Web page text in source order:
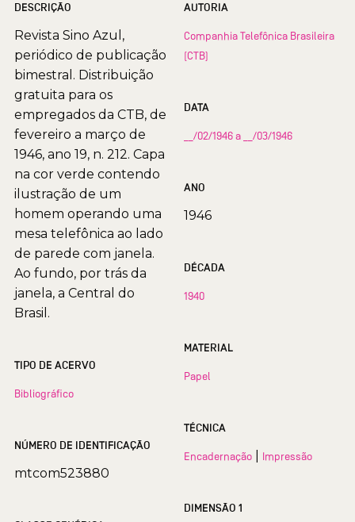
DESCRIÇÃO
Revista Sino Azul,
periódico de publicação
bimestral. Distribuição
gratuita para os
empregados da CTB, de
fevereiro a março de
1946, ano 19, n. 212. Capa
na cor verde contendo
ilustração de um
homem operando uma
mesa telefônica ao lado
de parede com janela.
Ao fundo, por trás da
janela, a Central do
Brasil.
TIPO DE ACERVO
Bibliográfico
NÚMERO DE IDENTIFICAÇÃO
mtcom523880
AUTORIA
Companhia Telefônica Brasileira
(CTB)
DATA
__/02/1946 a __/03/1946
ANO
1946
DÉCADA
1940
MATERIAL
Papel
TÉCNICA
Encadernação Impressão
DIMENSÃO 1